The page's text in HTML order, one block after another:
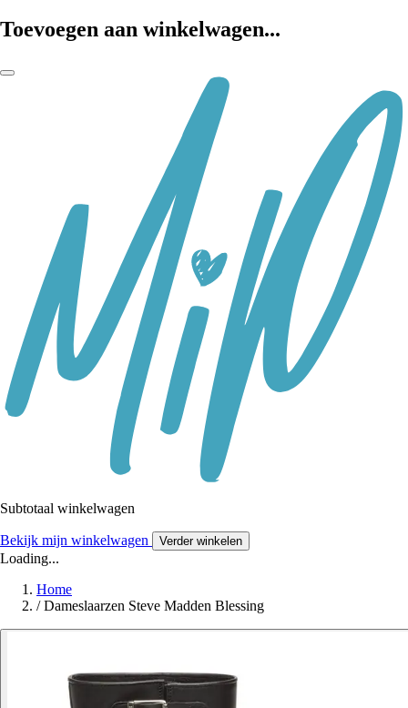
Toevoegen aan winkelwagen...
Subtotaal winkelwagen
Bekijk mijn winkelwagen Verder winkelen
Loading...
Home
/ Dameslaarzen Steve Madden Blessing